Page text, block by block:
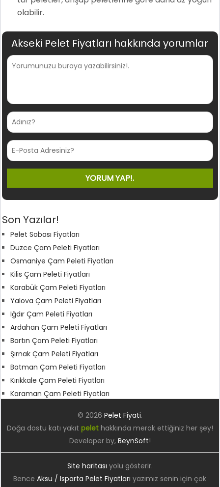
olabilir.
Akseki Pelet Fiyatları hakkında yorumlar
Son Yazılar!
Pelet Sobası Fiyatları
Düzce Çam Peleti Fiyatları
Osmaniye Çam Peleti Fiyatları
Kilis Çam Peleti Fiyatları
Karabük Çam Peleti Fiyatları
Yalova Çam Peleti Fiyatları
Iğdır Çam Peleti Fiyatları
Ardahan Çam Peleti Fiyatları
Bartın Çam Peleti Fiyatları
Şırnak Çam Peleti Fiyatları
Batman Çam Peleti Fiyatları
Kırıkkale Çam Peleti Fiyatları
Karaman Çam Peleti Fiyatları
© 2026 Pelet Fiyati.
Doğa dostu katı yakıt pelethakkında merak ettiğiniz her şey!
Developer by, BeynSoft!
Site haritası yolu gösterir.
BenceAksu / Isparta Pelet Fiyatları yazımız senin için çok